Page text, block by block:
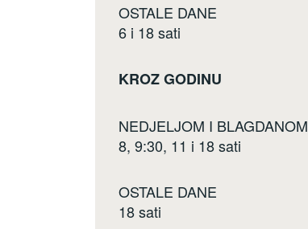
OSTALE DANE
6 i 18 sati
KROZ GODINU
NEDJELJOM I BLAGDANOM
8, 9:30, 11 i 18 sati
OSTALE DANE
18 sati